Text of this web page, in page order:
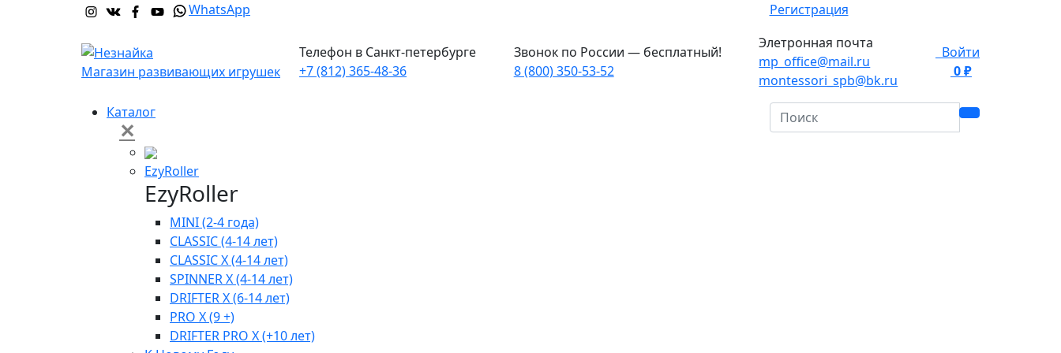
WhatsApp Регистрация
Магазин развивающих игрушек
Телефон в Санкт-петербурге
+7 (812) 365-48-36
Звонок по России — бесплатный!
8 (800) 350-53-52
Элетронная почта
mp_office@mail.ru
montessori_spb@bk.ru
Войти
0 ₽
Каталог
✕
EzyRoller
EzyRoller
MINI (2-4 года)
CLASSIC (4-14 лет)
CLASSIC X (4-14 лет)
SPINNER X (4-14 лет)
DRIFTER X (6-14 лет)
PRO X (9 +)
DRIFTER PRO X (+10 лет)